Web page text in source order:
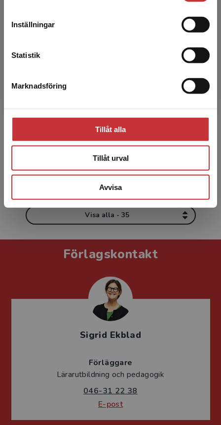
Inställningar
Statistik
Marknadsföring
Tillåt alla
Tillåt urval
Avvisa
forskningsintressen rör segregationsprocesser
Emma Arneback är lektor i pedagogik vid
Örebro universitet. Hennes forskningsfält är
didaktik, läroplansteori och utbildningsfilosofi. I
sin forskn...
Visa alla - 35
Förlagskontakt
Sigrid Ekblad
Förläggare
Lärarutbildning och pedagogik
046-31 22 38
E-post